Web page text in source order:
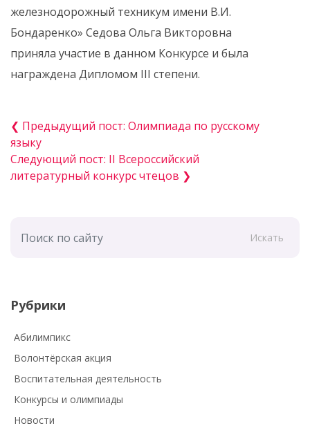
железнодорожный техникум имени В.И.
Бондаренко» Седова Ольга Викторовна
приняла участие в данном Конкурсе и была
награждена Дипломом III степени.
❮ Предыдущий пост: Олимпиада по русскому
языку
Следующий пост: II Всероссийский
литературный конкурс чтецов ❯
Искать
Рубрики
Абилимпикс
Волонтёрская акция
Воспитательная деятельность
Конкурсы и олимпиады
Новости